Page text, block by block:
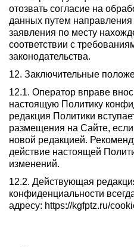
отозвать согласие на
данных путем
заявления по месту
соответствии с
законодательства.
12. Заключительные
12.1. Оператор вправе
настоящую Политику
редакция Политики
размещения на Сайте,
новой редакцией.
действие настоящей
изменений.
12.2. Действующая
конфиденциальности
адресу: https://kgfptz.ru/